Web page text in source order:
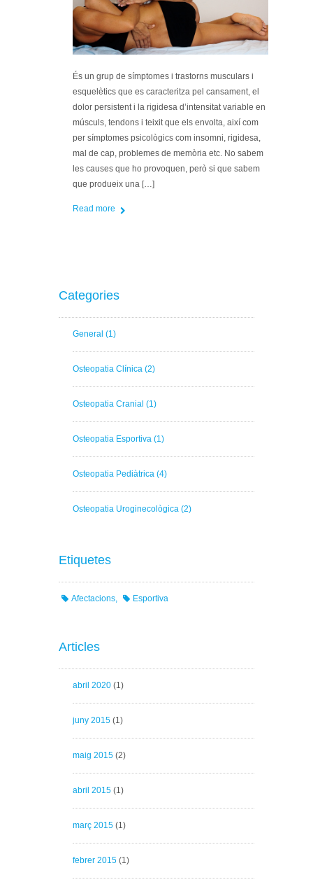
És un grup de símptomes i trastorns musculars i
esquelètics que es caracteritza pel cansament, el
dolor persistent i la rigidesa d’intensitat variable en
músculs, tendons i teixit que els envolta, així com
per símptomes psicològics com insomni, rigidesa,
mal de cap, problemes de memòria etc. No sabem
les causes que ho provoquen, però si que sabem
que produeix una […]
Read more
Categories
General (1)
Osteopatia Clínica (2)
Osteopatia Cranial (1)
Osteopatia Esportiva (1)
Osteopatia Pediàtrica (4)
Osteopatia Uroginecològica (2)
Etiquetes
Afectacions Esportiva
Articles
abril 2020 (1)
juny 2015 (1)
maig 2015 (2)
abril 2015 (1)
març 2015 (1)
febrer 2015 (1)